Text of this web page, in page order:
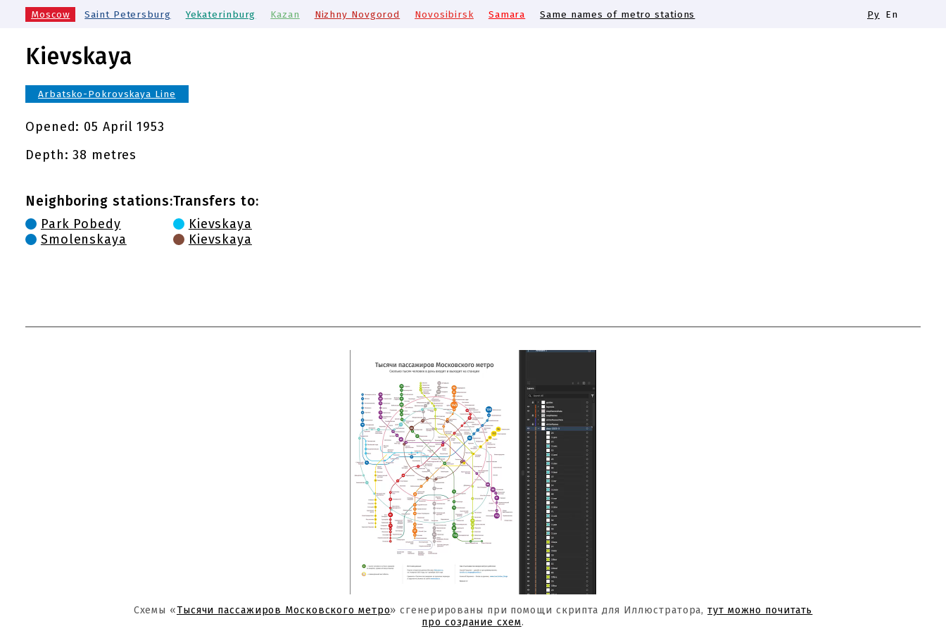
Moscow Saint Petersburg Yekaterinburg Kazan Nizhny Novgorod Novosibirsk Samara Same names of metro stations Ру En
Kievskaya
Arbatsko-Pokrovskaya Line
Opened: 05 April 1953
Depth: 38 metres
Neighboring stations:
Park Pobedy
Smolenskaya
Transfers to:
Kievskaya
Kievskaya
Схемы «Тысячи пассажиров Московского метро» сгенерированы при помощи скрипта для Иллюстратора,тут можно почитать
про создание схем.